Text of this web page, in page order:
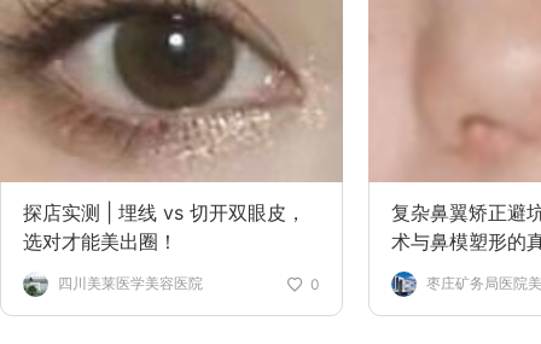
探店实测 | 埋线 vs 切开双眼皮，
选对才能美出圈！
四川美莱医学美容医院 0
复杂鼻翼矫正避
术与鼻模塑形的
枣庄矿务局医院